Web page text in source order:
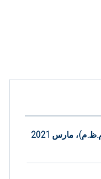
مارس 2021